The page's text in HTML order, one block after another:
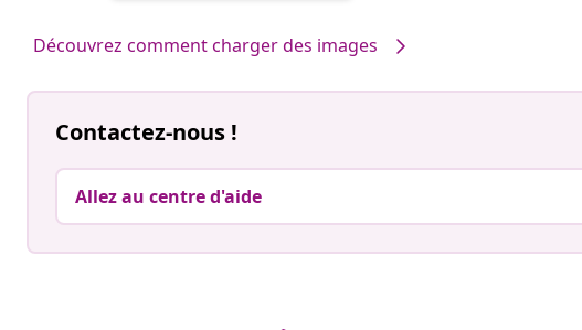
Découvrez comment charger des images
Contactez-nous !
Allez au centre d'aide